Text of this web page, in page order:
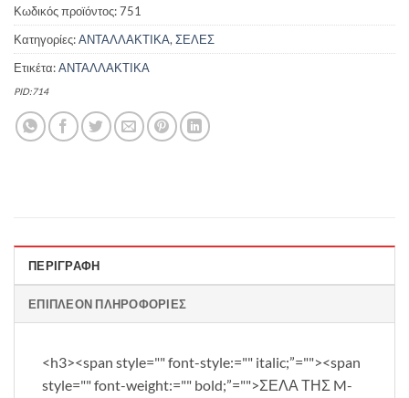
Κωδικός προϊόντος:751
Κατηγορίες:ΑΝΤΑΛΛΑΚΤΙΚΑ,ΣΕΛΕΣ
Ετικέτα:ΑΝΤΑΛΛΑΚΤΙΚΑ
PID:714
ΠΕΡΙΓΡΑΦΉ
ΕΠΙΠΛΈΟΝ ΠΛΗΡΟΦΟΡΊΕΣ
<h3><span style="" font-style:="" italic;”=""><span
style="" font-weight:="" bold;”="">ΣΕΛΑ ΤΗΣ M-